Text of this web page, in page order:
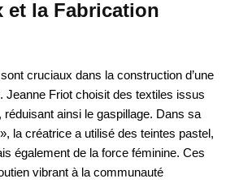
et la Fabrication
cruciaux dans la construction d’une
Jeanne Friot choisit des textiles issus
réduisant ainsi le gaspillage. Dans sa
la créatrice a utilisé des teintes pastel,
également de la force féminine. Ces
vibrant à la communauté